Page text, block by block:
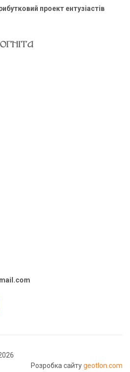
проект ентузіастів
Розробка сайтуgeotlon.com